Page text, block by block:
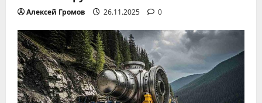
и
с
я
м
Алексей Громов 26.11.2025 0